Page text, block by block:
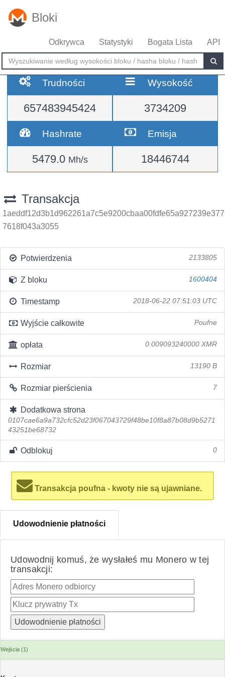
Bloki
Odkrywca Statystyki Bogata Lista API
Trudności
657483945424
Wysokość
3734209
Hashrate
5479.0 Mh/s
Emisja
18446744
Transakcja
1aeddf12d3b1d962261a7c5e9200cbaa00fdfe65a927239e377
7618f043a3055
Potwierdzenia 2133805
Z bloku 1600404
Timestamp 2018-06-22 07:51:03 UTC
Wyjście całkowite Poufne
opłata 0.009093240000 XMR
Rozmiar 13190 B
Rozmiar pierścienia 7
Dodatkowa strona
0107cae6a9a732cfc52d23f067043729f48be10f8a87b08d9b5271
43251be68732
Odblokuj 0
Transakcja poufna - kwoty nie są ujawniane.
Udowodnienie płatności
Udowodnij komuś, że wysłałeś mu Monero w tej
transakcji:
Wejścia (1)